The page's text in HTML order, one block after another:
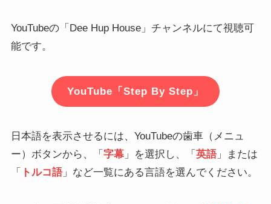
YouTubeの「Dee Hup House」チャンネルにて視聴可
能です。
YouTube「Step By Step」
日本語を表示させるには、YouTubeの歯車（メニュ
ー）ボタンから、「 字幕」を選択し、「 英語」または
「
トルコ語」など一覧にある言語を選んでください。